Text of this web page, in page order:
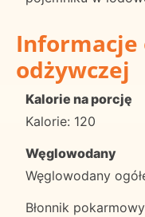
Informacje
odżywczej
Kalorie na porcję
Kalorie: 120
Węglowodany
Węglowodany
Błonnik